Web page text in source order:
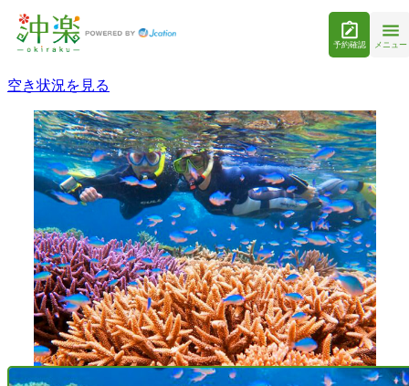
予約確認 メニュー
空き状況を見る